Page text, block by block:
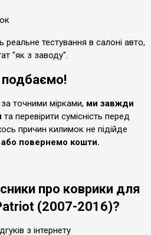
тестування в салоні авто,
"як з заводу".
подбаємо!
точними мірками, ми завжди
та перевірити сумісність перед
причин килимок не підійде
або повернемо кошти.
про коврики для
(2007-2016)?
з інтернету